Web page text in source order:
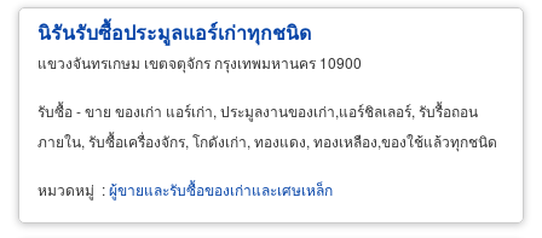
นิรันรับซื้อประมูลแอร์เก่าทุกชนิด
แขวงจันทรเกษม เขตจตุจักร กรุงเทพมหานคร 10900
รับซื้อ - ขาย ของเก่า แอร์เก่า, ประมูลงานของเก่า,แอร์ชิลเลอร์, รับรื้อถอน
ภายใน, รับซื้อเครื่องจักร, โกดังเก่า, ทองแดง, ทองเหลือง,ของใช้แล้วทุกชนิด
หมวดหมู่ :ผู้ขายและรับซื้อของเก่าและเศษเหล็ก